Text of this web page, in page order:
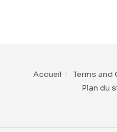
Accueil Terms and
Plan du